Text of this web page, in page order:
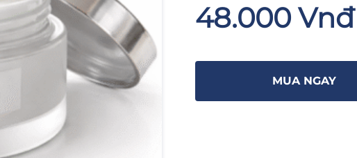
48.000 Vnđ
MUA NGAY